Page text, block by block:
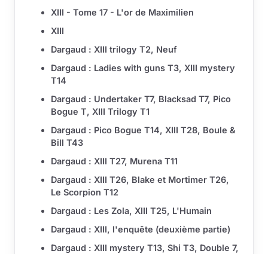
XIII - Tome 17 - L'or de Maximilien
XIII
Dargaud : XIII trilogy T2, Neuf
Dargaud : Ladies with guns T3, XIII mystery
T14
Dargaud : Undertaker T7, Blacksad T7, Pico
Bogue T, XIII Trilogy T1
Dargaud : Pico Bogue T14, XIII T28, Boule &
Bill T43
Dargaud : XIII T27, Murena T11
Dargaud : XIII T26, Blake et Mortimer T26,
Le Scorpion T12
Dargaud : Les Zola, XIII T25, L'Humain
Dargaud : XIII, l'enquête (deuxième partie)
Dargaud : XIII mystery T13, Shi T3, Double 7,